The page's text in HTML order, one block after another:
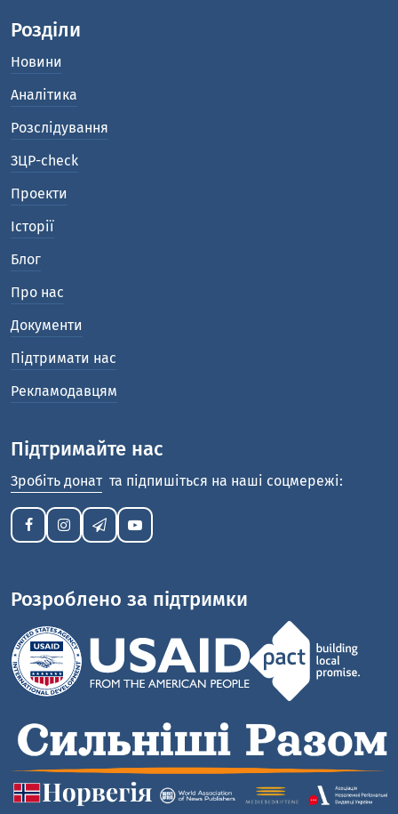
Розділи
Новини
Аналітика
Розслідування
ЗЦР-check
Проекти
Історії
Блог
Про нас
Документи
Підтримати нас
Рекламодавцям
Підтримайте нас
Зробіть донат та підпишіться на наші соцмережі:
Розроблено за підтримки